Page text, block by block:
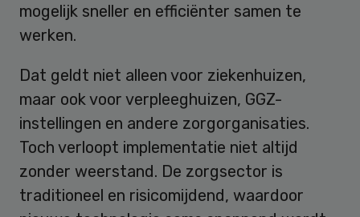
mogelijk sneller en efficiënter samen te
werken.
Dat geldt niet alleen voor ziekenhuizen,
maar ook voor verpleeghuizen, GGZ-
instellingen en andere zorgorganisaties.
Toch verloopt implementatie niet altijd
zonder weerstand. De zorgsector is
traditioneel en risicomijdend, waardoor